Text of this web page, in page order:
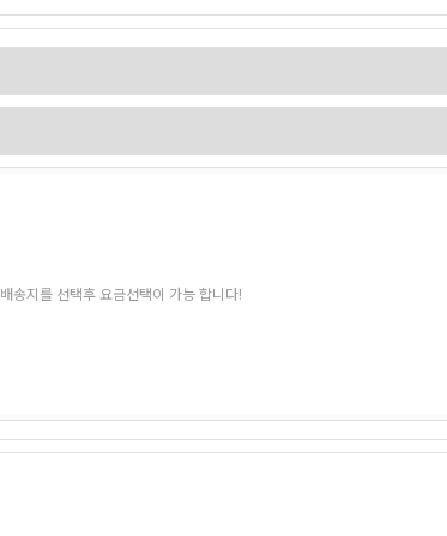
배송지를 선택후 요금선택이 가능 합니다!